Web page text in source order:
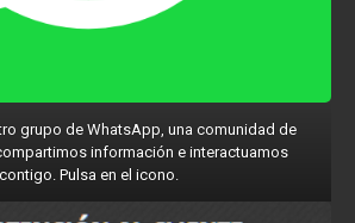
grupo de WhatsApp, una comunidad de
información e interactuamos
contigo. Pulsa en el icono.